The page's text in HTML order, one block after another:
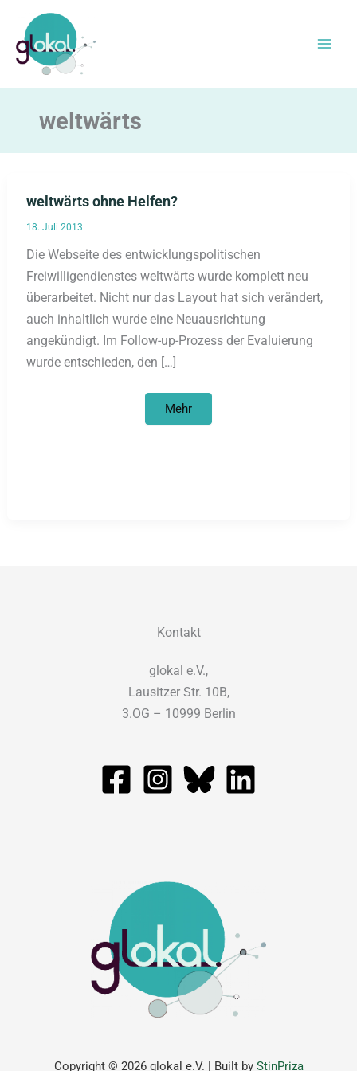
Inhalt
springen
weltwärts
weltwärts ohne Helfen?
18. Juli 2013
Die Webseite des entwicklungspolitischen
Freiwilligendienstes weltwärts wurde komplett neu
überarbeitet. Nicht nur das Layout hat sich verändert,
auch inhaltlich wurde eine Neuausrichtung
angekündigt. Im Follow-up-Prozess der Evaluierung
wurde entschieden, den […]
weltwärts
Mehr
Copyright © 2026 glokal e.V. | Built by StinPriza
Kontakt
glokal e.V.,
Lausitzer Str. 10B,
3.OG – 10999 Berlin